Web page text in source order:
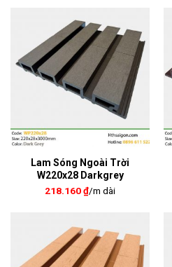
Lam Sóng Ngoài Trời
W220x28 Darkgrey
218.160₫/m dài